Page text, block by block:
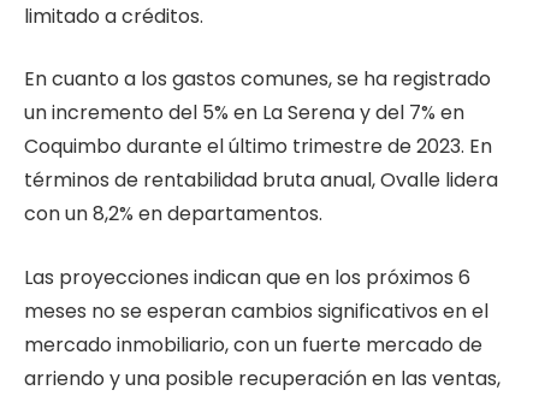
limitado a créditos.
En cuanto a los gastos comunes, se ha registrado
un incremento del 5% en La Serena y del 7% en
Coquimbo durante el último trimestre de 2023. En
términos de rentabilidad bruta anual, Ovalle lidera
con un 8,2% en departamentos.
Las proyecciones indican que en los próximos 6
meses no se esperan cambios significativos en el
mercado inmobiliario, con un fuerte mercado de
arriendo y una posible recuperación en las ventas,